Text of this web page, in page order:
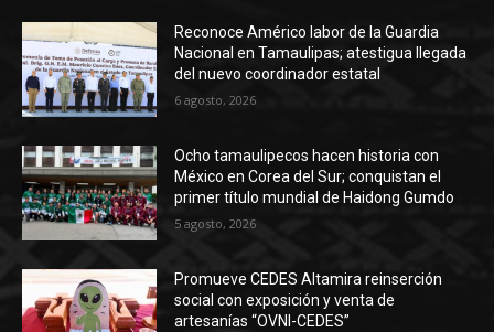
Reconoce Américo labor de la Guardia
Nacional en Tamaulipas; atestigua llegada
del nuevo coordinador estatal
6 agosto, 2026
Ocho tamaulipecos hacen historia con
México en Corea del Sur; conquistan el
primer título mundial de Haidong Gumdo
5 agosto, 2026
Promueve CEDES Altamira reinserción
social con exposición y venta de
artesanías “OVNI-CEDES”